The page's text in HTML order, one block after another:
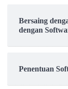
Bersaing
dengan
Penentuan